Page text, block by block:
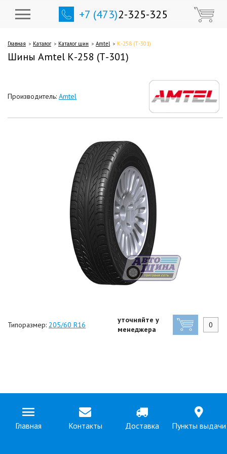
+7 (473)2-325-325
Главная Каталог Каталог шин Amtel К-258 (Т-301)
Шины Amtel К-258 (Т-301)
Производитель: Amtel
Типоразмер: 205/60 R16
уточняйте у
менеджера
Главная Контакты Доставка Пункты выдачи